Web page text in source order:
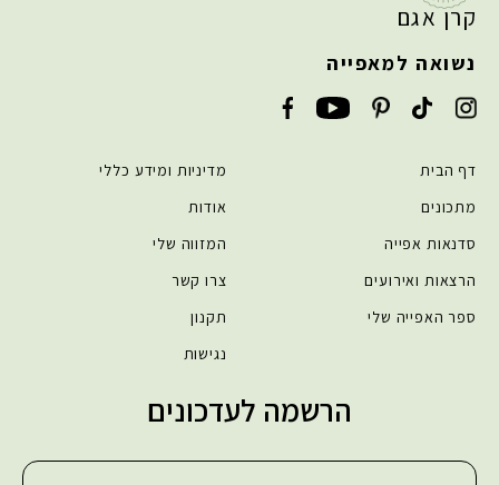
קרן אגם
נשואה למאפייה
דף הבית
מתכונים
סדנאות אפייה
הרצאות ואירועים
ספר האפייה שלי
מדיניות ומידע כללי
אודות
המזווה שלי
צרו קשר
תקנון
נגישות
הרשמה לעדכונים